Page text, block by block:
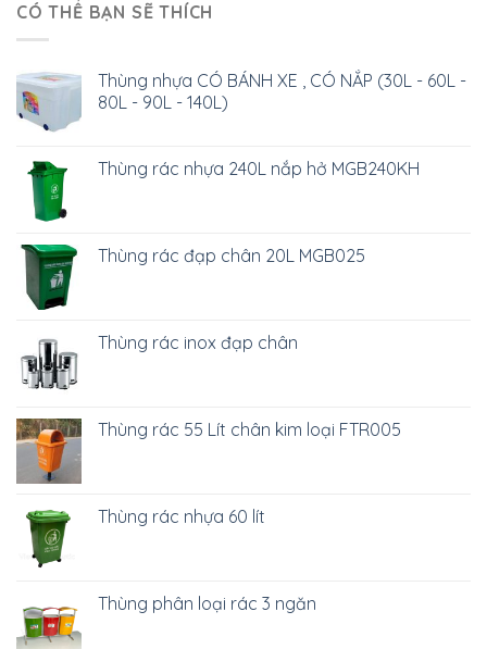
CÓ THỂ BẠN SẼ THÍCH
Thùng nhựa CÓ BÁNH XE , CÓ NẮP (30L - 60L -
80L - 90L - 140L)
Thùng rác nhựa 240L nắp hở MGB240KH
Thùng rác đạp chân 20L MGB025
Thùng rác inox đạp chân
Thùng rác 55 Lít chân kim loại FTR005
Thùng rác nhựa 60 lít
Thùng phân loại rác 3 ngăn